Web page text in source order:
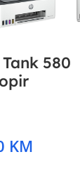
580
KM